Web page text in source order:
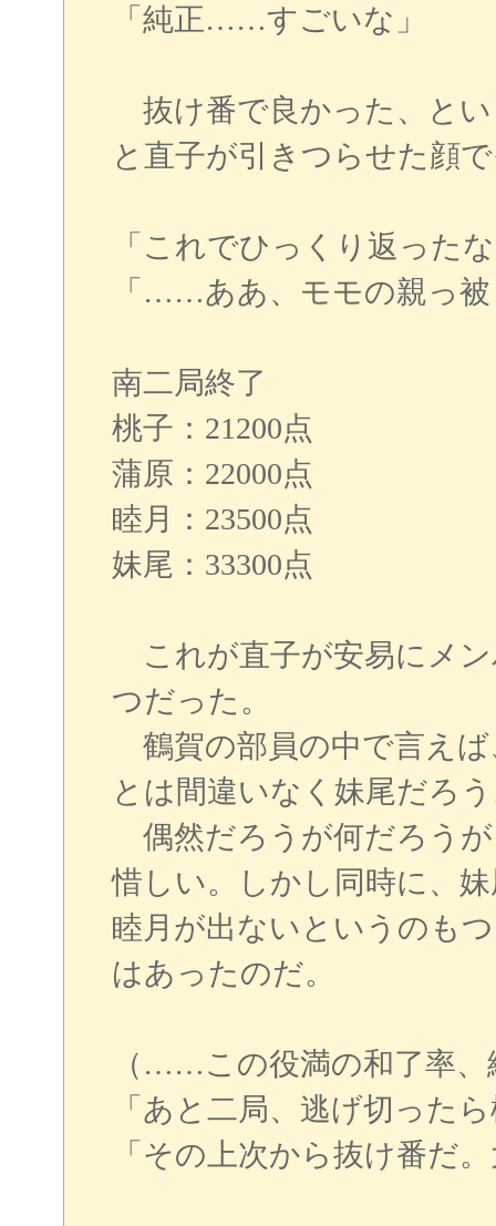
「純正……すごいな」
抜け番で良かった、と
と直子が引きつらせた顔
「これでひっくり返った
「……ああ、モモの親っ
南二局終了
桃子：21200点
蒲原：22000点
睦月：23500点
妹尾：33300点
これが直子が安易にメ
つだった。
鶴賀の部員の中で言えば
とは間違いなく妹尾だろ
偶然だろうが何だろう
惜しい。しかし同時に、
睦月が出ないというのも
はあったのだ。
（……この役満の和了率、
「あと二局、逃げ切った
「その上次から抜け番だ